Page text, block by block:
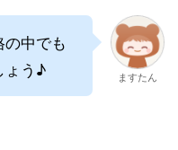
中でも
ょう♪
ますたん